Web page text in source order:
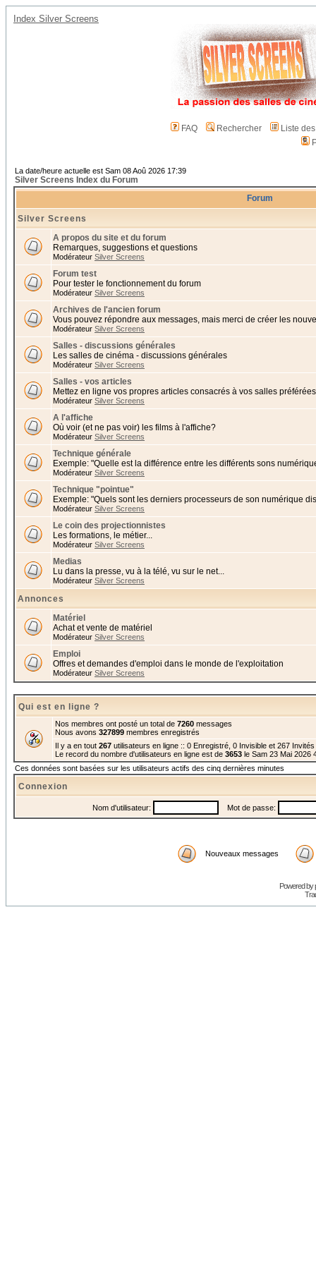
Index Silver Screens
FAQ Rechercher
Liste
La date/heure actuelle est Sam 08 Aoû 2026 17:39
Silver Screens Index du Forum
Forum
Silver Screens
A propos du site et du forum
Remarques, suggestions et questions
Modérateur Silver Screens
Forum test
Pour tester le fonctionnement du forum
Modérateur Silver Screens
Archives de l'ancien forum
Vous pouvez répondre aux messages, mais merci de créer les
Modérateur Silver Screens
Salles - discussions générales
Les salles de cinéma - discussions générales
Modérateur Silver Screens
Salles - vos articles
Mettez en ligne vos propres articles consacrés à vos salles
Modérateur Silver Screens
A l'affiche
Où voir (et ne pas voir) les films à l'affiche?
Modérateur Silver Screens
Technique générale
Exemple: "Quelle est la différence entre les différents sons
Modérateur Silver Screens
Technique "pointue"
Exemple: "Quels sont les derniers processeurs de son numérique
Modérateur Silver Screens
Le coin des projectionnistes
Les formations, le métier...
Modérateur Silver Screens
Medias
Lu dans la presse, vu à la télé, vu sur le net...
Modérateur Silver Screens
Annonces
Matériel
Achat et vente de matériel
Modérateur Silver Screens
Emploi
Offres et demandes d'emploi dans le monde de l'exploitation
Modérateur Silver Screens
Qui est en ligne ?
Nos membres ont posté un total de 7260 messages
Nous avons 327899 membres enregistrés
Il y a en tout 267 utilisateurs en ligne :: 0 Enregistré, 0 Invisible et 267
Le record du nombre d'utilisateurs en ligne est de 3653 le Sam 23 Mai 2026
Ces données sont basées sur les utilisateurs actifs des cinq dernières minutes
Connexion
Nom d'utilisateur: Mot de passe:
Nouveaux messages
Powered by